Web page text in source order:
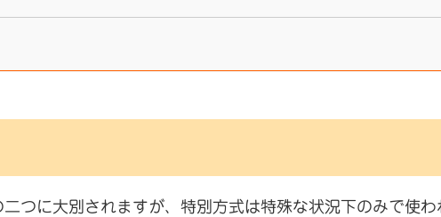
つに大別されますが、特別方式は特殊な状況下のみで使わ